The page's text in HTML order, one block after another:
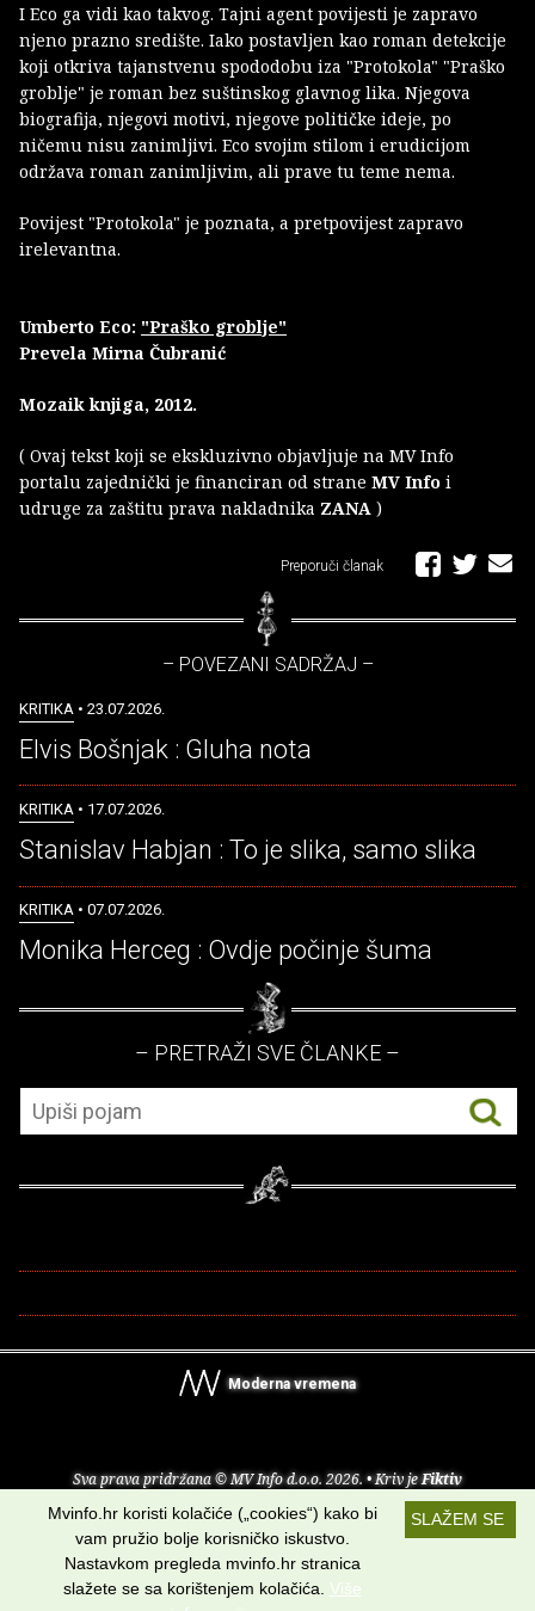
I Eco ga vidi kao takvog. Tajni agent povijesti je zapravo
njeno prazno središte. Iako postavljen kao roman detekcije
koji otkriva tajanstvenu spododobu iza "Protokola" "Praško
groblje" je roman bez suštinskog glavnog lika. Njegova
biografija, njegovi motivi, njegove političke ideje, po
ničemu nisu zanimljivi. Eco svojim stilom i erudicijom
održava roman zanimljivim, ali prave tu teme nema.
Povijest "Protokola" je poznata, a pretpovijest zapravo
irelevantna.
Umberto Eco: "Praško groblje"
Prevela Mirna Čubranić
Mozaik knjiga, 2012.
( Ovaj tekst koji se ekskluzivno objavljuje na MV Info
portalu zajednički je financiran od strane MV Info i
udruge za zaštitu prava nakladnika ZANA )
Preporuči članak
– POVEZANI SADRŽAJ –
KRITIKA • 23.07.2026.
Elvis Bošnjak : Gluha nota
KRITIKA • 17.07.2026.
Stanislav Habjan : To je slika, samo slika
KRITIKA • 07.07.2026.
Monika Herceg : Ovdje počinje šuma
– PRETRAŽI SVE ČLANKE –
Moderna vremena
Sva prava pridržana © MV Info d.o.o. 2026. • Kriv jeFiktiv
O nama• Pomoć• Uvjeti korištenja•RSS kanali
Potraži nas na:
SLAŽEM SE
Mvinfo.hr koristi kolačiće („cookies“) kako bi
vam pružio bolje korisničko iskustvo.
Nastavkom pregleda mvinfo.hr stranica
slažete se sa korištenjem kolačića. Više